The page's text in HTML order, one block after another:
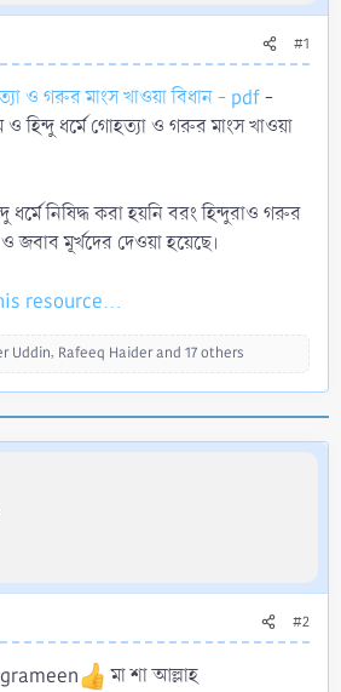
#1
ও গরুর মাংস খাওয়া বিধান - pdf-
ধর্মে গোহত্যা ও গরুর মাংস খাওয়া
ধর্মে নিষিদ্ধ করা হয়নি বরং হিন্দুরাও গরুর
জবাব মূর্খদের দেওয়া হয়েছে।
resource...
Uddin, Rafeeq Haiderand 17 others
#2
মা শা আল্লাহ